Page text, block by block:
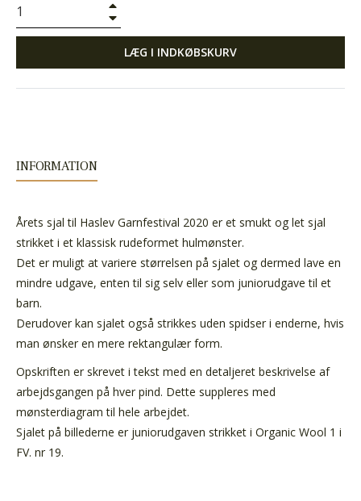
LÆG I INDKØBSKURV
INFORMATION
Årets sjal til Haslev Garnfestival 2020 er et smukt og let sjal
strikket i et klassisk rudeformet hulmønster.
Det er muligt at variere størrelsen på sjalet og dermed lave en
mindre udgave, enten til sig selv eller som juniorudgave til et
barn.
Derudover kan sjalet også strikkes uden spidser i enderne, hvis
man ønsker en mere rektangulær form.
Opskriften er skrevet i tekst med en detaljeret beskrivelse af
arbejdsgangen på hver pind. Dette suppleres med
mønsterdiagram til hele arbejdet.
Sjalet på billederne er juniorudgaven strikket i Organic Wool 1 i
FV. nr 19.